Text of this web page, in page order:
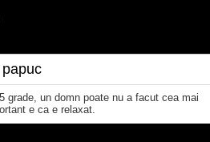
grade, un domn poate nu a facut cea mai
e ca e relaxat.